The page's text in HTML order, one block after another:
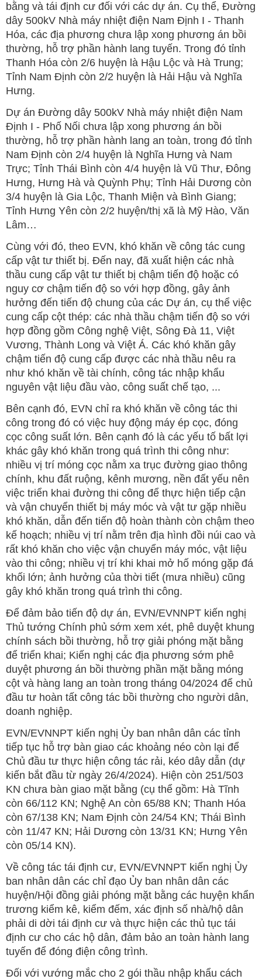
bằng và tái định cư đối với các dự án. Cụ thể, Đường
dây 500kV Nhà máy nhiệt điện Nam Định I - Thanh
Hóa, các địa phương chưa lập xong phương án bồi
thường, hỗ trợ phần hành lang tuyến. Trong đó tỉnh
Thanh Hóa còn 2/6 huyện là Hậu Lộc và Hà Trung;
Tỉnh Nam Định còn 2/2 huyện là Hải Hậu và Nghĩa
Hưng.
Dự án Đường dây 500kV Nhà máy nhiệt điện Nam
Định I - Phố Nối chưa lập xong phương án bồi
thường, hỗ trợ phần hành lang an toàn, trong đó tỉnh
Nam Định còn 2/4 huyện là Nghĩa Hưng và Nam
Trực; Tỉnh Thái Bình còn 4/4 huyện là Vũ Thư, Đông
Hưng, Hưng Hà và Quỳnh Phụ; Tỉnh Hải Dương còn
3/4 huyện là Gia Lộc, Thanh Miện và Bình Giang;
Tỉnh Hưng Yên còn 2/2 huyện/thị xã là Mỹ Hào, Văn
Lâm…
Cùng với đó, theo EVN, khó khăn về công tác cung
cấp vật tư thiết bị. Đến nay, đã xuất hiện các nhà
thầu cung cấp vật tư thiết bị chậm tiến độ hoặc có
nguy cơ chậm tiến độ so với hợp đồng, gây ảnh
hưởng đến tiến độ chung của các Dự án, cụ thể việc
cung cấp cột thép: các nhà thầu chậm tiến độ so với
hợp đồng gồm Công nghệ Việt, Sông Đà 11, Việt
Vương, Thành Long và Việt Á. Các khó khăn gây
chậm tiến độ cung cấp được các nhà thầu nêu ra
như khó khăn về tài chính, công tác nhập khẩu
nguyên vật liệu đầu vào, công suất chế tạo, ...
Bên cạnh đó, EVN chỉ ra khó khăn về công tác thi
công trong đó có việc huy động máy ép cọc, đóng
cọc công suất lớn. Bên cạnh đó là các yếu tố bất lợi
khác gây khó khăn trong quá trình thi công như:
nhiều vị trí móng cọc nằm xa trục đường giao thông
chính, khu đất ruộng, kênh mương, nền đất yếu nên
việc triển khai đường thi công để thực hiện tiếp cận
và vận chuyển thiết bị máy móc và vật tư gặp nhiều
khó khăn, dẫn đến tiến độ hoàn thành còn chậm theo
kế hoạch; nhiều vị trí nằm trên địa hình đồi núi cao và
rất khó khăn cho việc vận chuyển máy móc, vật liệu
vào thi công; nhiều vị trí khi khai mở hố móng gặp đá
khối lớn; ảnh hưởng của thời tiết (mưa nhiều) cũng
gây khó khăn trong quá trình thi công.
Để đảm bảo tiến độ dự án, EVN/EVNNPT kiến nghị
Thủ tướng Chính phủ sớm xem xét, phê duyệt khung
chính sách bồi thường, hỗ trợ giải phóng mặt bằng
để triển khai; Kiến nghị các địa phương sớm phê
duyệt phương án bồi thường phần mặt bằng móng
cột và hàng lang an toàn trong tháng 04/2024 để chủ
đầu tư hoàn tất công tác bồi thường cho người dân,
doanh nghiệp.
EVN/EVNNPT kiến nghị Ủy ban nhân dân các tỉnh
tiếp tục hỗ trợ bàn giao các khoảng néo còn lại để
Chủ đầu tư thực hiện công tác rải, kéo dây dẫn (dự
kiến bắt đầu từ ngày 26/4/2024). Hiện còn 251/503
KN chưa bàn giao mặt bằng (cụ thể gồm: Hà Tĩnh
còn 66/112 KN; Nghệ An còn 65/88 KN; Thanh Hóa
còn 67/138 KN; Nam Định còn 24/54 KN; Thái Bình
còn 11/47 KN; Hải Dương còn 13/31 KN; Hưng Yên
còn 05/14 KN).
Về công tác tái định cư, EVN/EVNNPT kiến nghị Ủy
ban nhân dân các chỉ đạo Ủy ban nhân dân các
huyện/Hội đồng giải phóng mặt bằng các huyện khẩn
trương kiểm kê, kiểm đếm, xác định số nhà/hộ dân
phải di dời tái định cư và thực hiện các thủ tục tái
định cư cho các hộ dân, đảm bảo an toàn hành lang
tuyến để đóng điện công trình.
Đối với vướng mắc cho 2 gói thầu nhập khẩu cách